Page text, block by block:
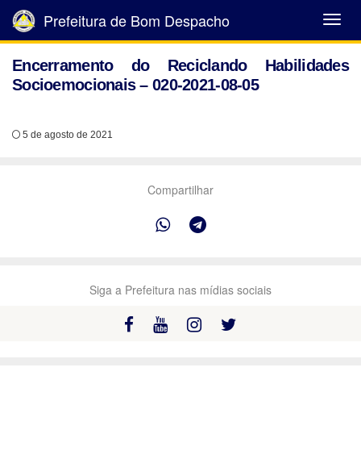
Abrir
Menu
Prefeitura de Bom Despacho
Encerramento do Reciclando Habilidades
Socioemocionais – 020-2021-08-05
5 de agosto de 2021
Compartilhar
Siga a Prefeitura nas mídias sociais